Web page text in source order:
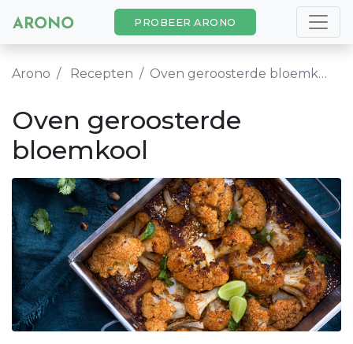
PROBEER ARONO
Arono Recepten Oven geroosterde bloemkool
Oven geroosterde
bloemkool